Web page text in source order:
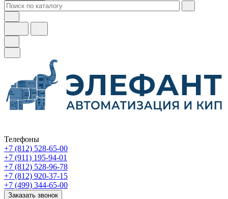
Телефоны
+7 (812) 528-65-00
+7 (911) 195-94-01
+7 (812) 528-96-78
+7 (812) 920-37-15
+7 (499) 344-65-00
Заказать звонок